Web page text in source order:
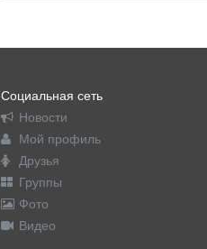
Социальная сеть
Новости
Мой профиль
Друзья
Группы
Фото
Видео